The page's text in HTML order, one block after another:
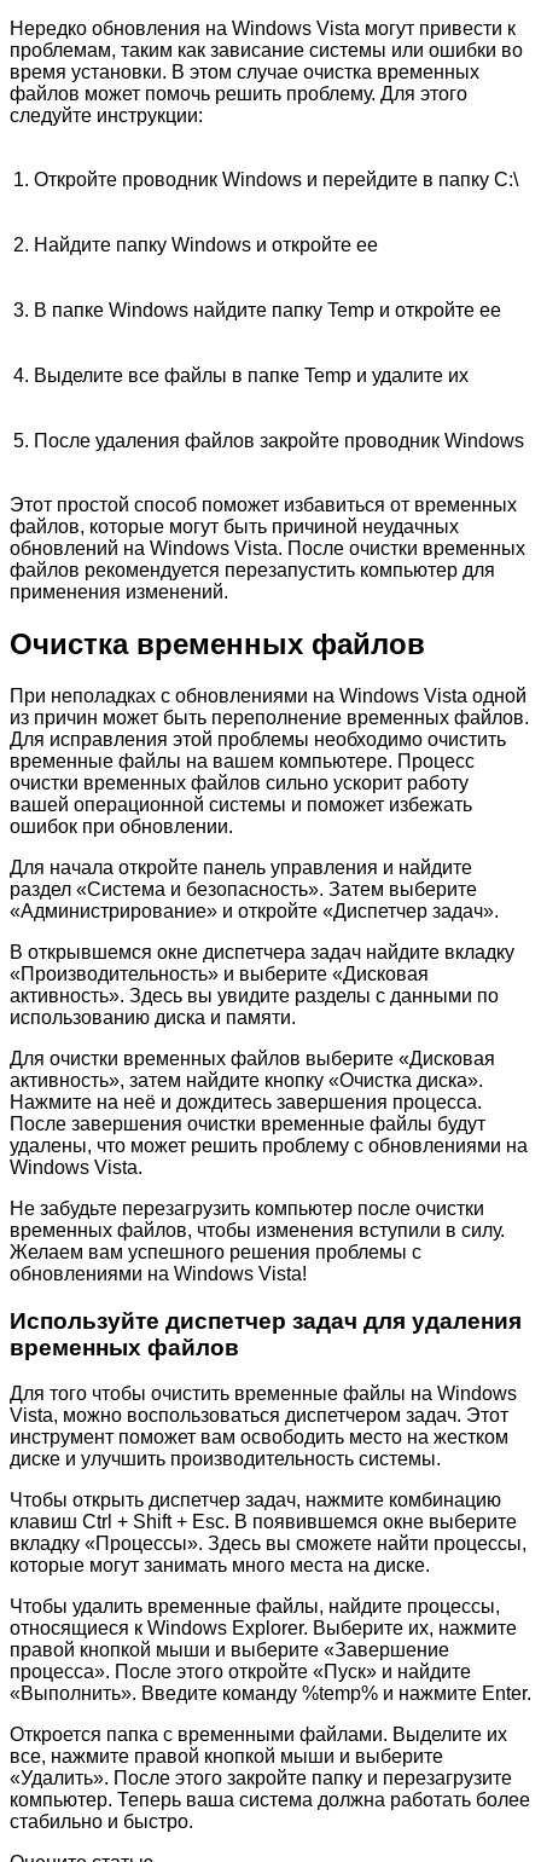
Нередко обновления на Windows Vista могут привести к
проблемам, таким как зависание системы или ошибки во
время установки. В этом случае очистка временных
файлов может помочь решить проблему. Для этого
следуйте инструкции:
1. Откройте проводник Windows и перейдите в папку C:\
2. Найдите папку Windows и откройте ее
3. В папке Windows найдите папку Temp и откройте ее
4. Выделите все файлы в папке Temp и удалите их
5. После удаления файлов закройте проводник Windows
Этот простой способ поможет избавиться от временных
файлов, которые могут быть причиной неудачных
обновлений на Windows Vista. После очистки временных
файлов рекомендуется перезапустить компьютер для
применения изменений.
Очистка временных файлов
При неполадках с обновлениями на Windows Vista одной
из причин может быть переполнение временных файлов.
Для исправления этой проблемы необходимо очистить
временные файлы на вашем компьютере. Процесс
очистки временных файлов сильно ускорит работу
вашей операционной системы и поможет избежать
ошибок при обновлении.
Для начала откройте панель управления и найдите
раздел «Система и безопасность». Затем выберите
«Администрирование» и откройте «Диспетчер задач».
В открывшемся окне диспетчера задач найдите вкладку
«Производительность» и выберите «Дисковая
активность». Здесь вы увидите разделы с данными по
использованию диска и памяти.
Для очистки временных файлов выберите «Дисковая
активность», затем найдите кнопку «Очистка диска».
Нажмите на неё и дождитесь завершения процесса.
После завершения очистки временные файлы будут
удалены, что может решить проблему с обновлениями на
Windows Vista.
Не забудьте перезагрузить компьютер после очистки
временных файлов, чтобы изменения вступили в силу.
Желаем вам успешного решения проблемы с
обновлениями на Windows Vista!
Используйте диспетчер задач для удаления
временных файлов
Для того чтобы очистить временные файлы на Windows
Vista, можно воспользоваться диспетчером задач. Этот
инструмент поможет вам освободить место на жестком
диске и улучшить производительность системы.
Чтобы открыть диспетчер задач, нажмите комбинацию
клавиш Ctrl + Shift + Esc. В появившемся окне выберите
вкладку «Процессы». Здесь вы сможете найти процессы,
которые могут занимать много места на диске.
Чтобы удалить временные файлы, найдите процессы,
относящиеся к Windows Explorer. Выберите их, нажмите
правой кнопкой мыши и выберите «Завершение
процесса». После этого откройте «Пуск» и найдите
«Выполнить». Введите команду %temp% и нажмите Enter.
Откроется папка с временными файлами. Выделите их
все, нажмите правой кнопкой мыши и выберите
«Удалить». После этого закройте папку и перезагрузите
компьютер. Теперь ваша система должна работать более
стабильно и быстро.